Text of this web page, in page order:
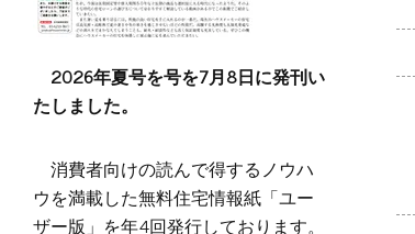
2026年夏号を号を7月8日に発刊い
たしました。
消費者向けの読んで得するノウハ
ウを満載した無料住宅情報紙「ユー
ザー版」を年4回発行しております。